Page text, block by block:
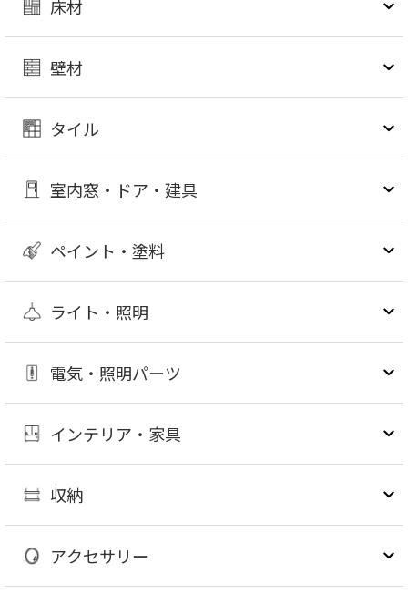
床材
壁材
タイル
室内窓・ドア・建具
ペイント・塗料
ライト・照明
電気・照明パーツ
インテリア・家具
収納
アクセサリー